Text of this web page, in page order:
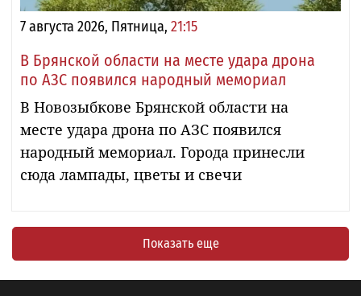
7 августа 2026, Пятница, 21:15
В Брянской области на месте удара дрона
по АЗС появился народный мемориал
В Новозыбкове Брянской области на
месте удара дрона по АЗС появился
народный мемориал. Города принесли
сюда лампады, цветы и свечи
Показать еще